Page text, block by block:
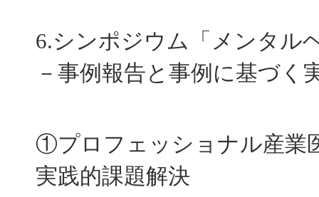
6.シンポジウム「メンタル
－事例報告と事例に基づく
①プロフェッショナル産業
実践的課題解決